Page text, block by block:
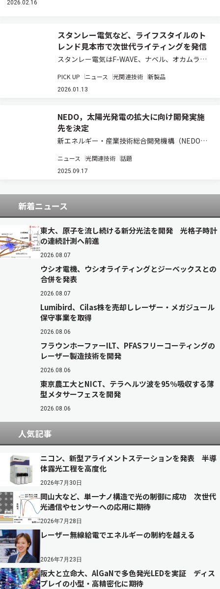
2026.02.16
スタンレー電気など、ライフスタイルのト
レンド見本市で次世代ライティングを発信
スタンレー電気はF-WAVE、ナベル、オカムラ、
ル・ヴィルパント国際展示場で2026年1月15日か
ら19日まで開催される、ライフスタイルの最新ト
PICK UP ニュース 光関連技術 新製品
2026.01.13
NEDO，太陽光発電の拡大に向け開発実施
先を決定
新エネルギー・産業技術総合開発機構（NEDO）
る公募を実施し，提案した37件について外部有識
者による採択審査およびNEDO内の審査を経て，
ニュース 光関連技術 話題
2025.09.17
新着ニュース
東大、原子を流し続ける新分光法を開発 光格子時計
の連続計測へ前進
2026.08.07
ウシオ電機、ウシオライティングとジーベックスとの
合併を発表
2026.08.07
Lumibird、Cilas株を売却しレーザー・メガジュール
保守事業を取得
2026.08.06
フラウンホーファーILT、PFASフリーコーティングの
レーザー製造技術を開発
2026.08.06
東京農工大とNICT、テラヘルツ波を95％吸収する薄
型メタサーフェスを開発
2026.08.06
人気記事
ニコン、新型アライメントステーションを発表 半導
体露光工程を高度化
2026年7月30日
岡山大など、単一ナノ構造で光の制御に成功 次世代
光通信やセンサーへの応用に期待
2026年7月28日
レーザー無線給電でエネルギーの制約を越える
2026年7月23日
阪大と立命大、AlGaNで多色発光LEDを実証 ディス
プレイの小型・高精密化に期待